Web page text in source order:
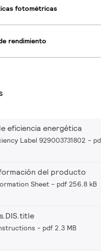
fotométricas
rendimiento
eficiencia energética
Label 929003731802
del producto
Sheet pdf 256.8 kB
pdf 2.3 MB